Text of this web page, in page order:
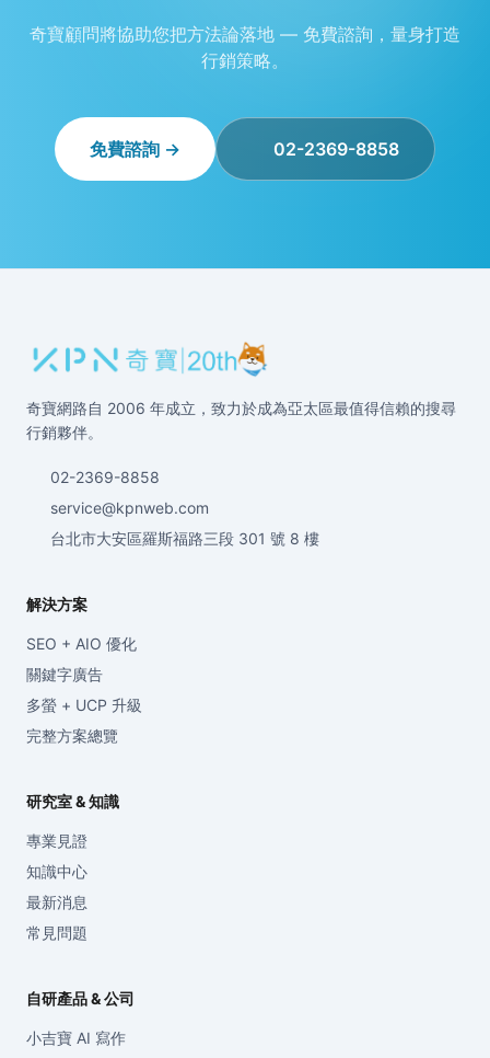
奇寶顧問將協助您把方法論落地 — 免費諮詢，量身打造
行銷策略。
免費諮詢 → 02-2369-8858
奇寶網路自 2006 年成立，致力於成為亞太區最值得信賴的搜尋
行銷夥伴。
02-2369-8858
service@kpnweb.com
台北市大安區羅斯福路三段 301 號 8 樓
解決方案
SEO + AIO 優化
關鍵字廣告
多螢 + UCP 升級
完整方案總覽
研究室 & 知識
專業見證
知識中心
最新消息
常見問題
自研產品 & 公司
小吉寶 AI 寫作